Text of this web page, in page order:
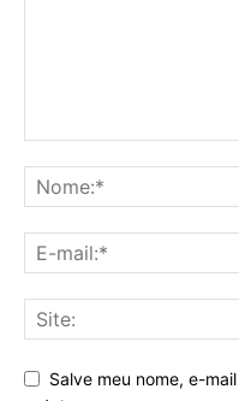
Salve meu nome, e-